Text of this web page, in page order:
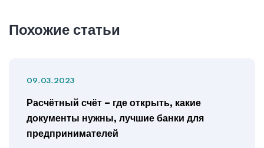
Похожие статьи
09.03.2023
Расчётный счёт – где открыть, какие
документы нужны, лучшие банки для
предпринимателей